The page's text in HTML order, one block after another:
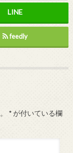
feedly
*が付いている欄